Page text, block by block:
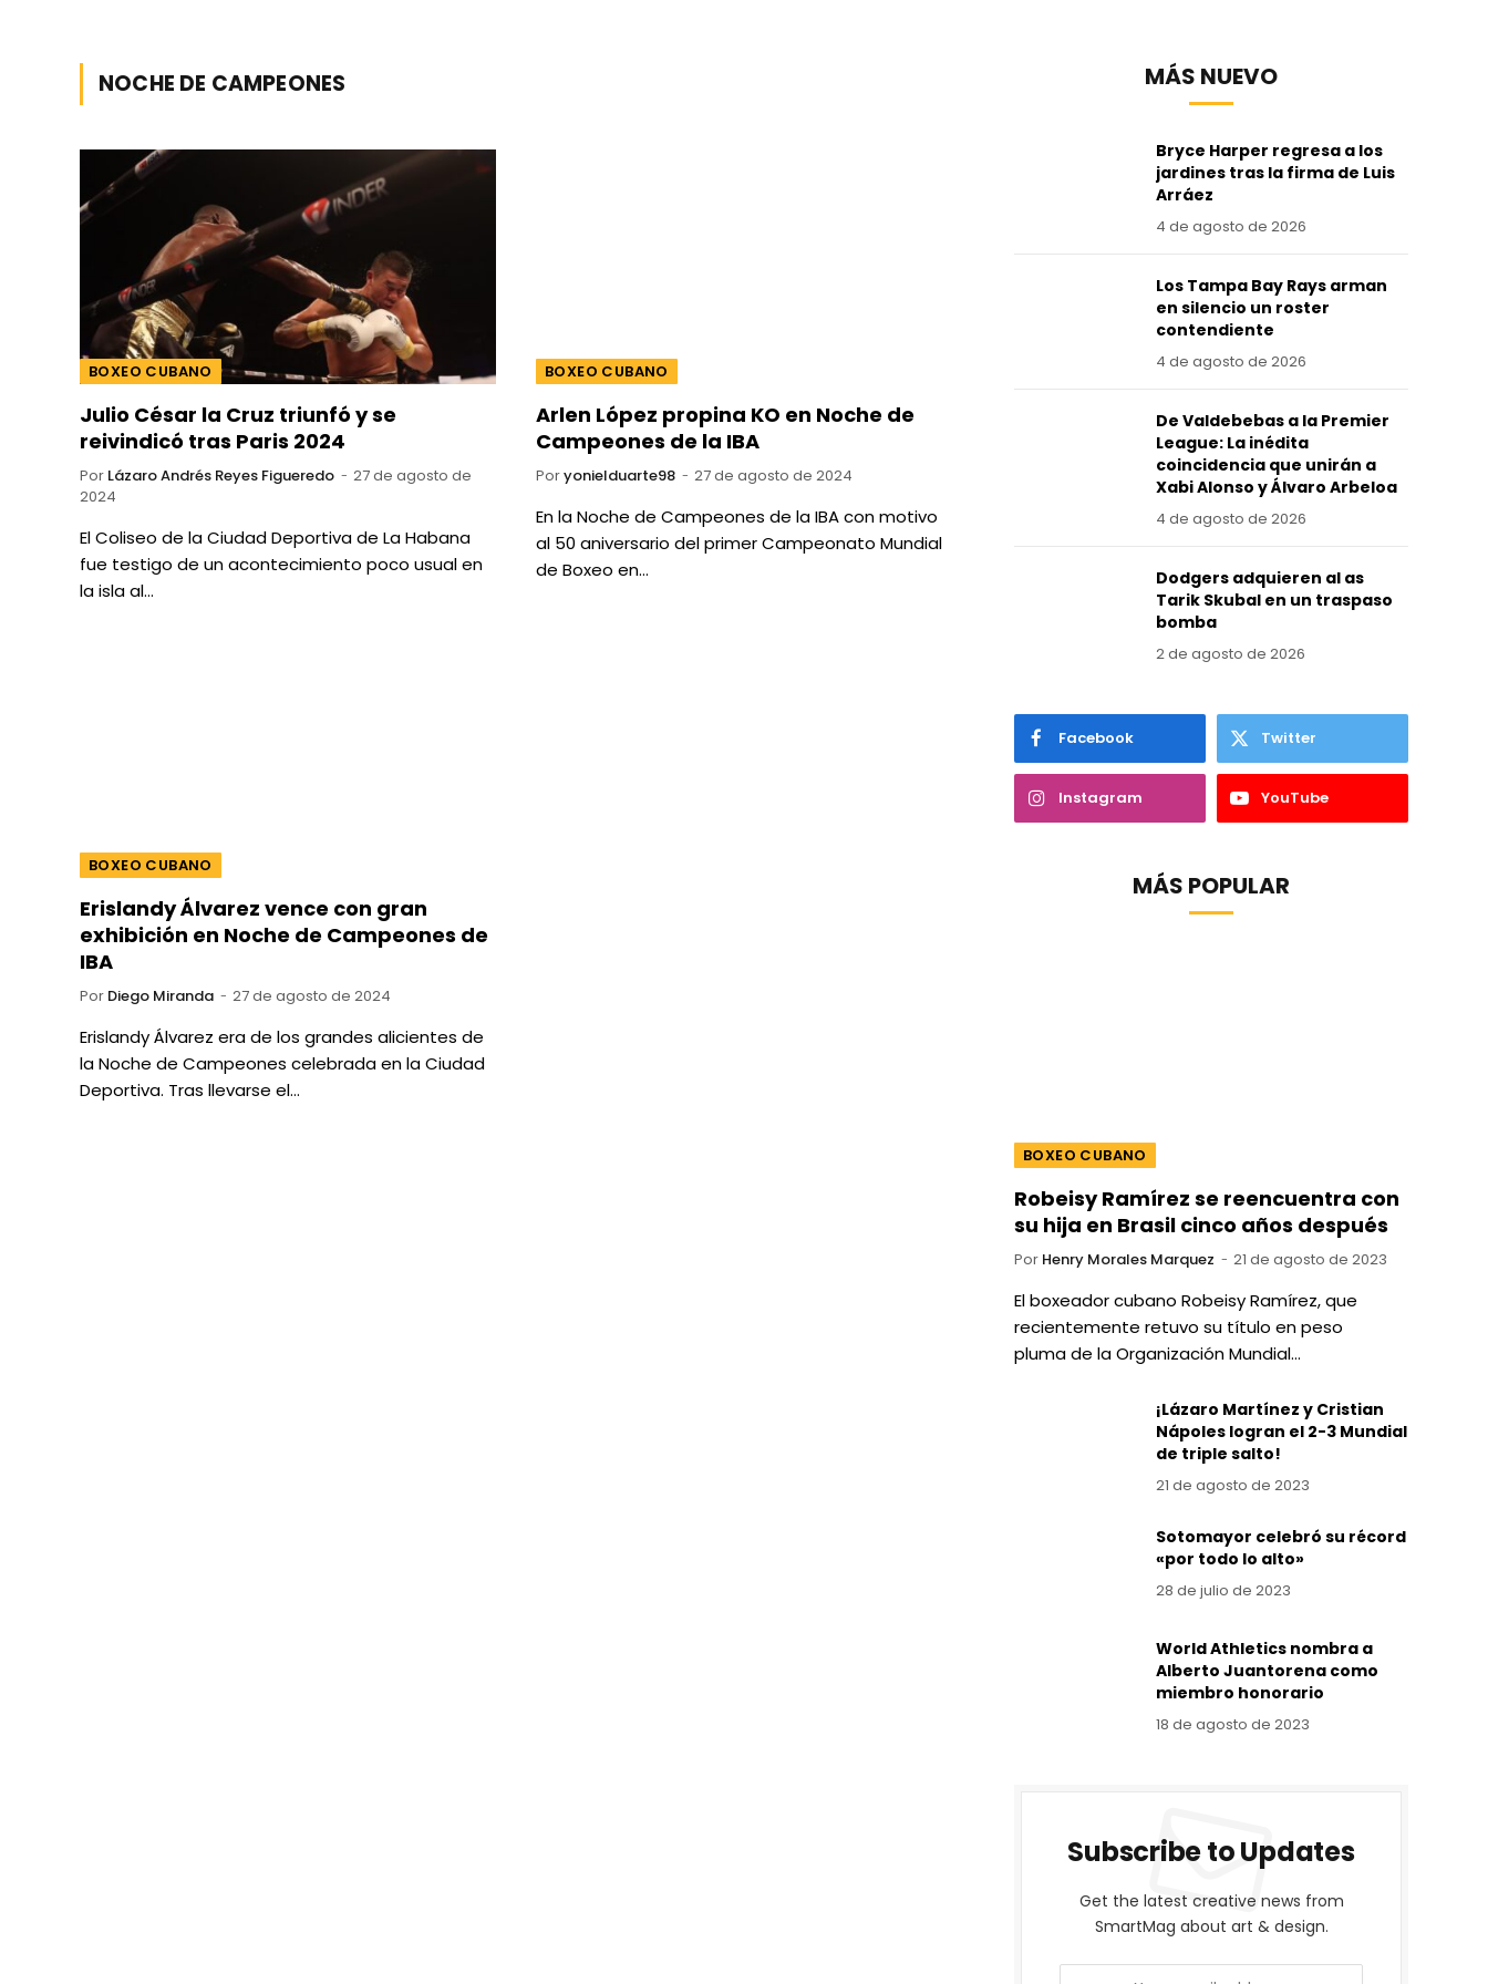
NOCHE DE CAMPEONES
BOXEO CUBANO
Julio César la Cruz triunfó y se
reivindicó tras Paris 2024
Por Lázaro Andrés Reyes Figueredo
27 de agosto de
2024
El Coliseo de la Ciudad Deportiva de La Habana
fue testigo de un acontecimiento poco usual en
la isla al…
BOXEO CUBANO
Arlen López propina KO en Noche de
Campeones de la IBA
Poryonielduarte98 27 de agosto de 2024
En la Noche de Campeones de la IBA con motivo
al 50 aniversario del primer Campeonato Mundial
de Boxeo en…
BOXEO CUBANO
Erislandy Álvarez vence con gran
exhibición en Noche de Campeones de
IBA
Por Diego Miranda 27 de agosto de 2024
Erislandy Álvarez era de los grandes alicientes de
la Noche de Campeones celebrada en la Ciudad
Deportiva. Tras llevarse el…
MÁS NUEVO
Bryce Harper regresa a los
jardines tras la firma de Luis
Arráez
4 de agosto de 2026
Los Tampa Bay Rays arman
en silencio un roster
contendiente
4 de agosto de 2026
De Valdebebas a la Premier
League: La inédita
coincidencia que unirán a
Xabi Alonso y Álvaro Arbeloa
4 de agosto de 2026
Dodgers adquieren al as
Tarik Skubal en un traspaso
bomba
2 de agosto de 2026
Facebook Twitter
Instagram YouTube
MÁS POPULAR
BOXEO CUBANO
Robeisy Ramírez se reencuentra con
su hija en Brasil cinco años después
Por Henry Morales Marquez 21 de agosto de 2023
El boxeador cubano Robeisy Ramírez, que
recientemente retuvo su título en peso
pluma de la Organización Mundial…
¡Lázaro Martínez y Cristian
Nápoles logran el 2-3 Mundial
de triple salto!
21 de agosto de 2023
Sotomayor celebró su récord
«por todo lo alto»
28 de julio de 2023
World Athletics nombra a
Alberto Juantorena como
miembro honorario
18 de agosto de 2023
Subscribe to Updates
Get the latest creative news from
SmartMag about art & design.